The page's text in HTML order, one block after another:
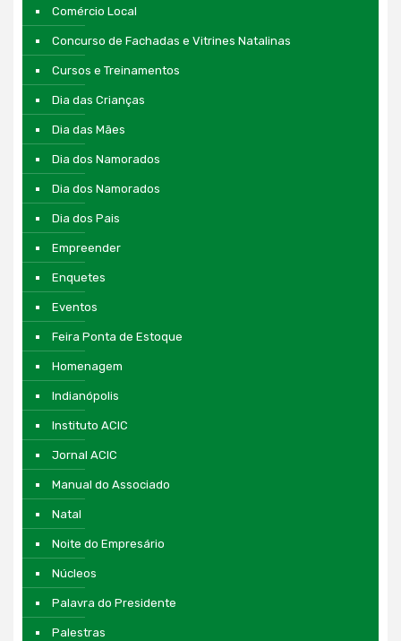
Comércio Local
Concurso de Fachadas e Vitrines Natalinas
Cursos e Treinamentos
Dia das Crianças
Dia das Mães
Dia dos Namorados
Dia dos Namorados
Dia dos Pais
Empreender
Enquetes
Eventos
Feira Ponta de Estoque
Homenagem
Indianópolis
Instituto ACIC
Jornal ACIC
Manual do Associado
Natal
Noite do Empresário
Núcleos
Palavra do Presidente
Palestras